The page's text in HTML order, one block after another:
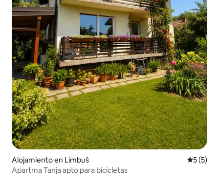
Alojamiento en Limbuš
5 (5)
Apartma Tanja apto para bicicletas